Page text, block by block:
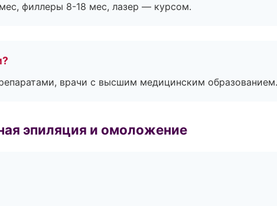
филлеры 8-18 мес, лазер — курсом.
врачи с высшим медицинским образованием.
эпиляция и омоложение